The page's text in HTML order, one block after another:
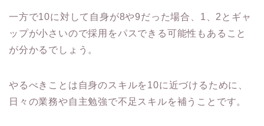
一方で10に対して自身が8や9だった場合、1、2とギャ
ップが小さいので採用をパスできる可能性もあること
が分かるでしょう。
やるべきことは自身のスキルを10に近づけるために、
日々の業務や自主勉強で不足スキルを補うことです。